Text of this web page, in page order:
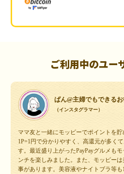
ご利用中のユー
ぱん@主婦でもできる
（インスタグラマー）
ママ友と一緒にモッピーでポイントを
1P=1円で分かりやすく、高還元が多く
す。最近盛り上がったPayPayグルメも
ンチを楽しみました。また、モッピー
事があります。美容液やナイトブラ等